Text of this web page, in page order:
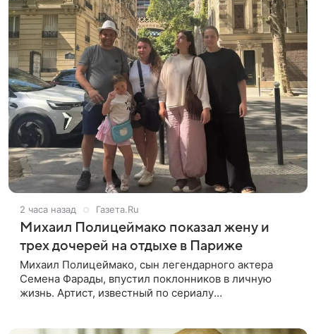
2 часа назад Газета.Ru
Михаил Полицеймако показал жену и
трех дочерей на отдыхе в Париже
Михаил Полицеймако, сын легендарного актера
Семена Фарады, впустил поклонников в личную
жизнь. Артист, известный по сериалу